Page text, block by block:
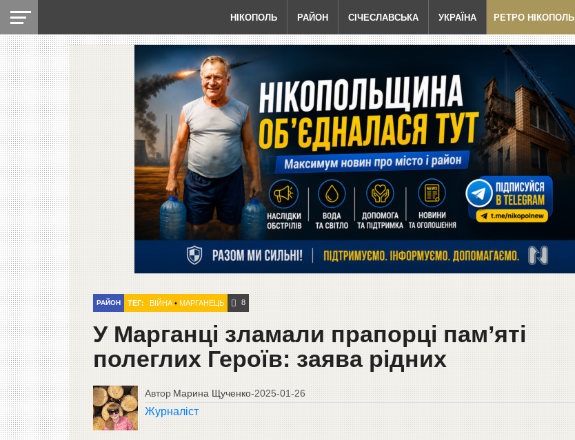
НІКОПОЛЬ РАЙОН СІЧЕСЛАВСЬКА УКРАЇНА РЕТРО НІКОПОЛЬ
РАЙОН ТЕГ: ВІЙНА• МАРГАНЕЦЬ 8
У Марганці зламали прапорці пам’яті
полеглих Героїв: заява рідних
Автор Марина Щученко-2025-01-26
Журналіст